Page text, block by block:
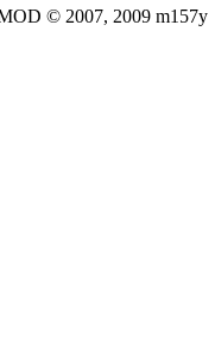
© 2007, 2009 m157y